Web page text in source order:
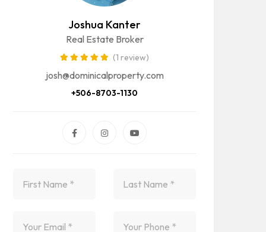
Joshua Kanter
Real Estate Broker
(1 review)
josh@dominicalproperty.com
+506-8703-1130